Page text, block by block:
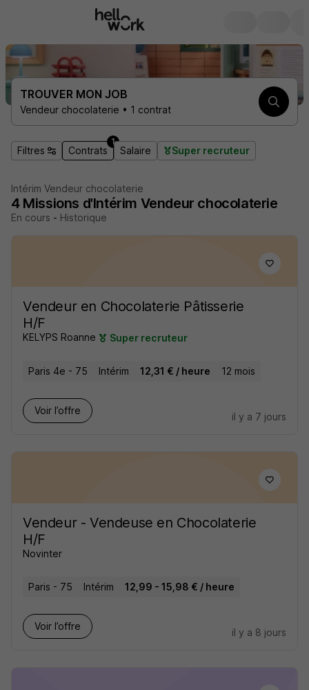
TROUVER MON JOB
Vendeur chocolaterie • 1 contrat
Filtres Contrats
1
Salaire Super recruteur
Intérim Vendeur chocolaterie
4 Missions d'Intérim Vendeur chocolaterie
En cours - Historique
Vendeur en Chocolaterie Pâtisserie
H/F
KELYPS Roanne Super recruteur
Paris 4e - 75 Intérim 12,31 € / heure 12 mois
Voir l’offre
il y a 7 jours
Vendeur - Vendeuse en Chocolaterie
H/F
Novinter
Paris - 75 Intérim 12,99 - 15,98 € / heure
Voir l’offre
il y a 8 jours